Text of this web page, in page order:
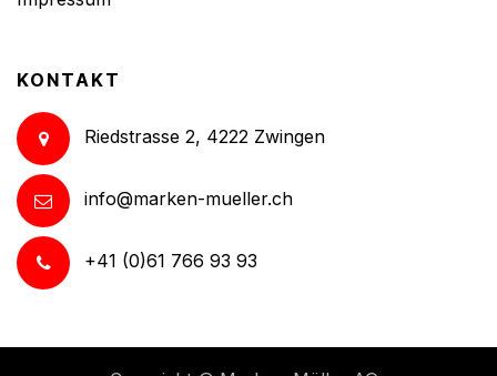
KONTAKT
Riedstrasse 2, 4222 Zwingen
info@marken-mueller.ch
+41 (0)61 766 93 93